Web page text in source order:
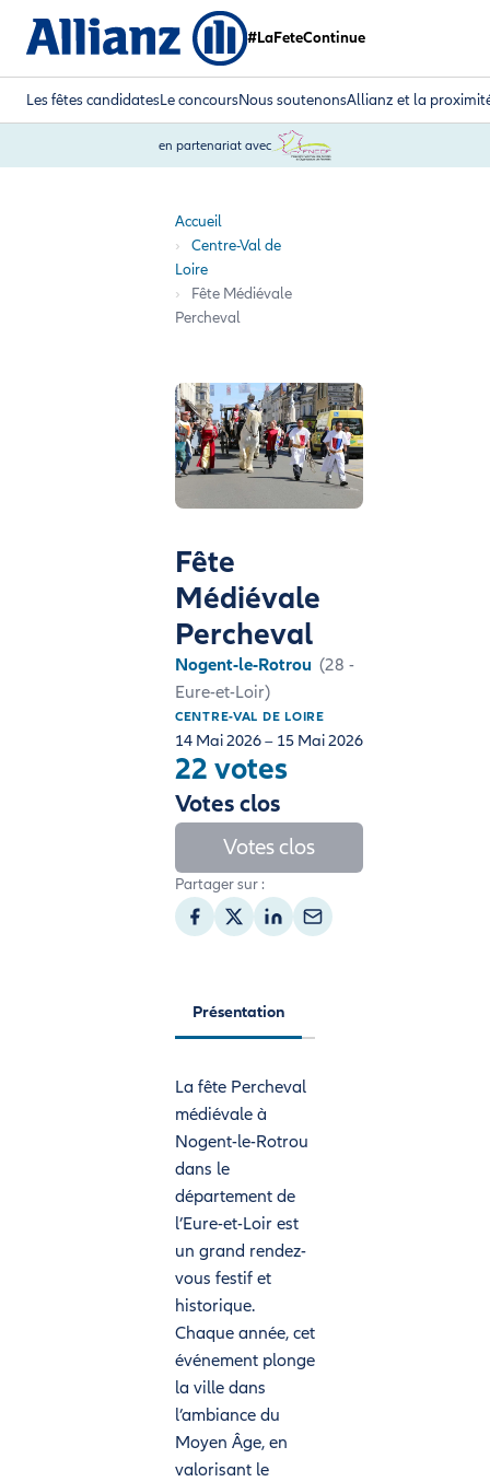
#LaFeteContinue
Les fêtes candidatesLe concoursNous soutenonsAllianz et la
en partenariat avec
Accueil
Centre-Val de
Loire
Fête Médiévale
Percheval
Fête
Médiévale
Percheval
Nogent-le-Rotrou (28 -
Eure-et-Loir)
CENTRE-VAL DE LOIRE
14 Mai 2026 – 15 Mai 2026
22 votes
Votes clos
Votes clos
Partager sur :
Présentation
La fête Percheval
médiévale à
Nogent-le-Rotrou
dans le
département de
l’Eure-et-Loir est
un grand rendez-
vous festif et
historique.
Chaque année, cet
événement plonge
la ville dans
l’ambiance du
Moyen Âge, en
valorisant le